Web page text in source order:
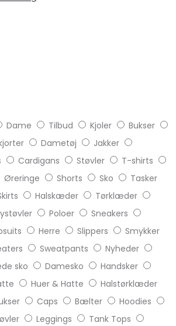
Dame Tilbud Kjoler
Bukser
Dametøj
Jakker
Cardigans Støvler
T-shirts
Øreringe Shorts Sko
Tasker
Halskæder
Tørklæder
Poloer
Sneakers
Herre Slippers
Smykker
Sweatpants
Nyheder
sko Damesko
Handsker
Huer & Hatte
Halstørklæder
Caps Bælter
Hoodies
Leggings
Tank Tops